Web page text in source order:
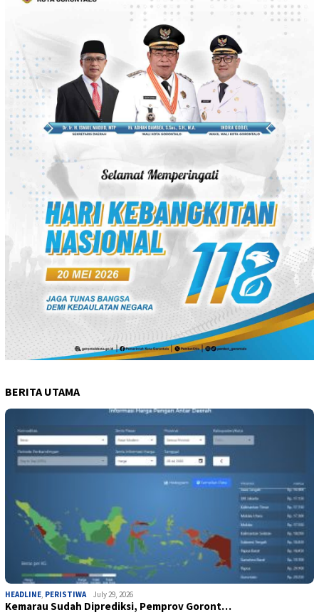
BERITA UTAMA
HEADLINE PERISTIWA July 29, 2026
Kemarau Sudah Diprediksi, Pemprov Goront…